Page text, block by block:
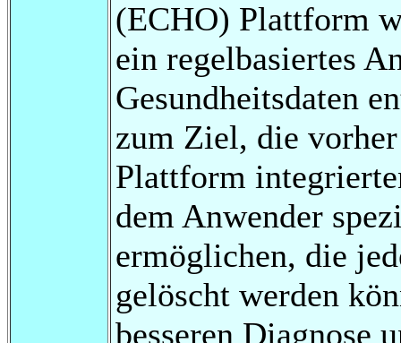
(ECHO) Plattform
ein regelbasiertes
Gesundheitsdaten
zum Ziel, die
Plattform
dem Anwender
ermöglichen, die
gelöscht werden
besseren Diagnose